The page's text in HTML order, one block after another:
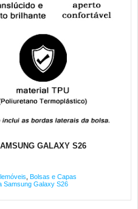
GALAXY S26
Bolsas e Capas
Samsung Galaxy S26